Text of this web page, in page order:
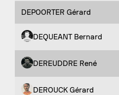
DEPOORTER Gérard
DEQUEANT Bernard
DEREUDDRE René
DEROUCK Gérard